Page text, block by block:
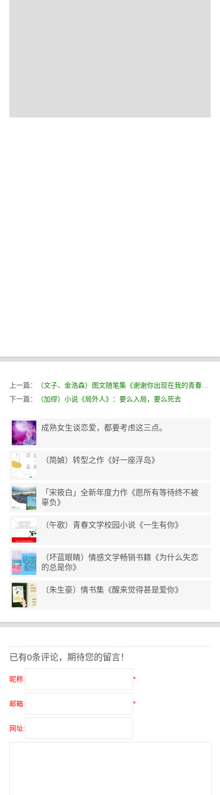
上一篇：
（文子、金浩森）图文随笔集《谢谢你出现在我的青春里》
下一篇：
（加缪）小说《局外人》：要么入局，要么死去
成熟女生谈恋爱，都要考虑这三点。
（简媜）转型之作《好一座浮岛》
「宋筱白」全新年度力作《愿所有等待终不被
辜负》
（午歌）青春文学校园小说《一生有你》
（坏蓝眼睛）情感文学畅销书籍《为什么失恋
的总是你》
（朱生豪）情书集《醒来觉得甚是爱你》
已有0条评论，期待您的留言！
昵称: *
邮箱: *
网址: